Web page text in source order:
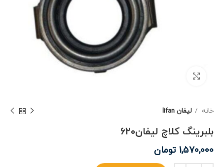
خانه لیفان lifan
بلبرینگ کلاچ لیفان۶۲۰
1,570,000 تومان